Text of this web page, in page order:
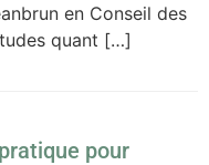
en Conseil des
quant […]
pour